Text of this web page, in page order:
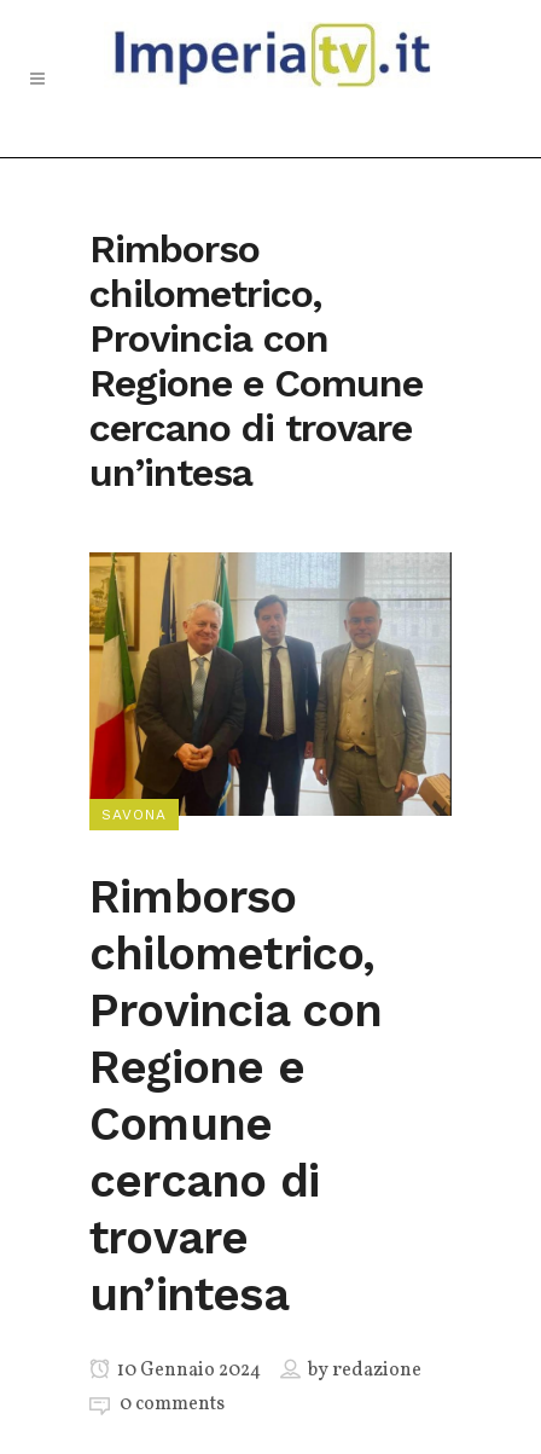
Rimborso
chilometrico,
Provincia con
Regione e Comune
cercano di trovare
un’intesa
SAVONA
Rimborso
chilometrico,
Provincia con
Regione e
Comune
cercano di
trovare
un’intesa
10 Gennaio 2024 byredazione
0 comments